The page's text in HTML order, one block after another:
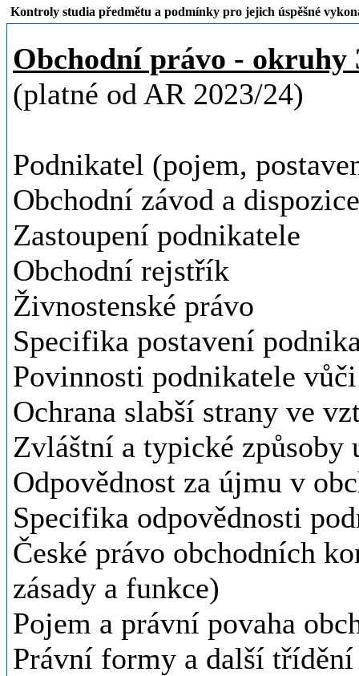
Kontroly studia předmětu a podmínky pro jejich úspěšné
Obchodní právo - okruhy
(platné od AR 2023/24)
Podnikatel (pojem,
Obchodní závod a
Zastoupení podnikatele
Obchodní rejstřík
Živnostenské právo
Specifika postavení
Povinnosti podnikatele
Ochrana slabší strany ve
Zvláštní a typické
Odpovědnost za újmu v
Specifika odpovědnosti
České právo obchodních
zásady a funkce)
Pojem a právní povaha
Právní formy a další